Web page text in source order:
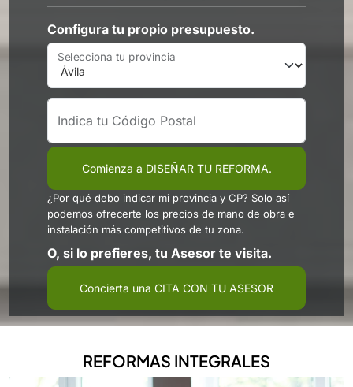
Configura tu propio presupuesto.
Selecciona tu provincia
Indica tu Código Postal
Comienza a DISEÑAR TU REFORMA.
¿Por qué debo indicar mi provincia y CP? Solo así
podemos ofrecerte los precios de mano de obra e
instalación más competitivos de tu zona.
O, si lo prefieres, tu Asesor te visita.
Concierta una CITA CON TU ASESOR
REFORMAS INTEGRALES